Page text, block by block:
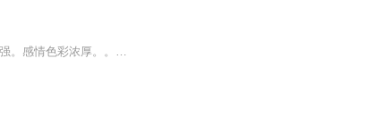
一部经典作品！人物刻画细腻！情节起伏吸引人。根据听众的喜好而精选，声音清晰，感染力强。感情色彩浓厚。。就是对我们的最大支持和厚爱。每天加班很辛苦，您就动动手指支持一下吧！一部经典作品！人物刻画细腻！情节起伏吸引人。根据听众的喜好而精选，声音清晰，感染力强。感情色彩浓厚。。就是对我们的最大支持和厚爱。每天加班很辛苦，您就动动手指支持一下吧！一部经典作品！人物刻画细腻！情节起伏吸引人。根据听众的喜好而精选，声音清晰，感染力强。感情色彩浓厚。。就是对我们的最大支持和厚爱。每天加班很...